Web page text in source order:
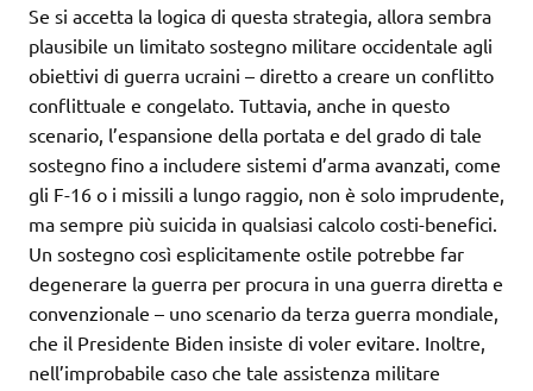
Se si accetta la logica di questa strategia, allora sembra
plausibile un limitato sostegno militare occidentale agli
obiettivi di guerra ucraini – diretto a creare un conflitto
conflittuale e congelato. Tuttavia, anche in questo
scenario, l’espansione della portata e del grado di tale
sostegno fino a includere sistemi d’arma avanzati, come
gli F-16 o i missili a lungo raggio, non è solo imprudente,
ma sempre più suicida in qualsiasi calcolo costi-benefici.
Un sostegno così esplicitamente ostile potrebbe far
degenerare la guerra per procura in una guerra diretta e
convenzionale – uno scenario da terza guerra mondiale,
che il Presidente Biden insiste di voler evitare. Inoltre,
nell’improbabile caso che tale assistenza militare